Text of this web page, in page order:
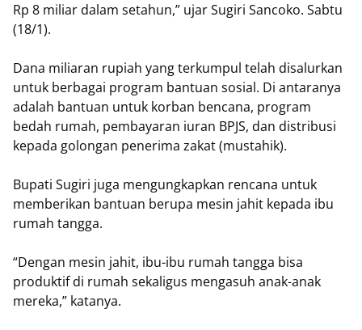
Rp 8 miliar dalam setahun,” ujar Sugiri Sancoko. Sabtu
(18/1).
Dana miliaran rupiah yang terkumpul telah disalurkan
untuk berbagai program bantuan sosial. Di antaranya
adalah bantuan untuk korban bencana, program
bedah rumah, pembayaran iuran BPJS, dan distribusi
kepada golongan penerima zakat (mustahik).
Bupati Sugiri juga mengungkapkan rencana untuk
memberikan bantuan berupa mesin jahit kepada ibu
rumah tangga.
“Dengan mesin jahit, ibu-ibu rumah tangga bisa
produktif di rumah sekaligus mengasuh anak-anak
mereka,” katanya.